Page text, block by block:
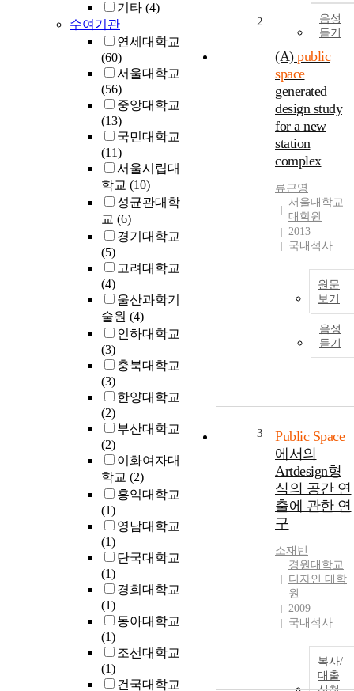
기타 (4)
수여기관
연세대학교
(60)
서울대학교
(56)
중앙대학교
(13)
국민대학교
(11)
서울시립대
학교 (10)
성균관대학
교 (6)
경기대학교
(5)
고려대학교
(4)
울산과학기
술원 (4)
인하대학교
(3)
충북대학교
(3)
한양대학교
(2)
부산대학교
(2)
이화여자대
학교 (2)
홍익대학교
(1)
영남대학교
(1)
단국대학교
(1)
경희대학교
(1)
동아대학교
(1)
조선대학교
(1)
건국대학교
음성
듣기
2
(A) public
space
generated
design study
for a new
station
complex
류근영
서울대학교
대학원
2013
국내석사
원문
보기
음성
듣기
3
Public Space
에서의
Artdesign형
식의 공간 연
출에 관한 연
구
소재빈
경원대학교
디자인 대학
원
2009
국내석사
복사/
대출